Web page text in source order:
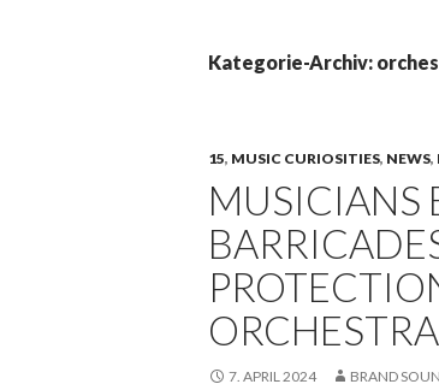
Kategorie-Archiv:
15, MUSIC CURIOSITIES, NEWS,
MUSICIANS
7. APRIL 2024 BRAND